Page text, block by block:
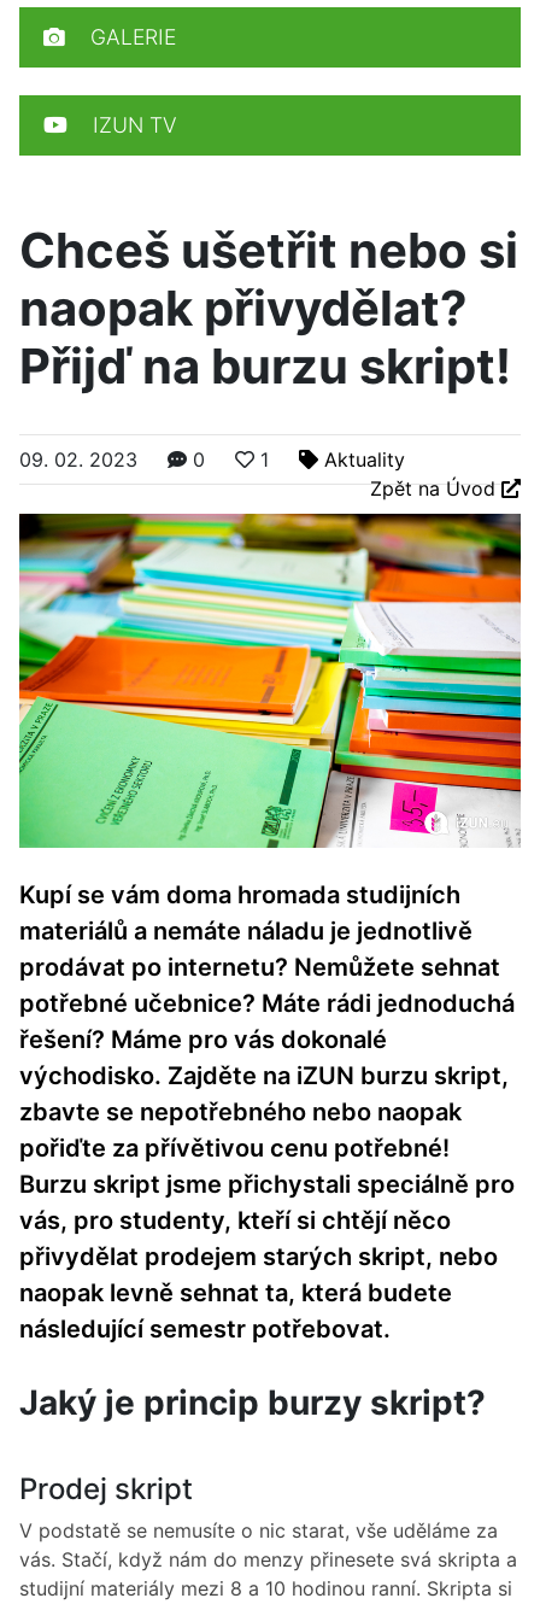
Chceš ušetřit nebo si
naopak přivydělat?
Přijď na burzu skript!
09. 02. 2023 0 1
Aktuality
Zpět na Úvod
Kupí se vám doma hromada studijních
materiálů a nemáte náladu je jednotlivě
prodávat po internetu? Nemůžete sehnat
potřebné učebnice? Máte rádi jednoduchá
řešení? Máme pro vás dokonalé
východisko. Zajděte na iZUN burzu skript,
zbavte se nepotřebného nebo naopak
pořiďte za přívětivou cenu potřebné!
Burzu skript jsme přichystali speciálně pro
vás, pro studenty, kteří si chtějí něco
přivydělat prodejem starých skript, nebo
naopak levně sehnat ta, která budete
následující semestr potřebovat.
Jaký je princip burzy skript?
Prodej skript
V podstatě se nemusíte o nic starat, vše uděláme za
vás. Stačí, když nám do menzy přinesete svá skripta a
studijní materiály mezi 8 a 10 hodinou ranní. Skripta si
GALERIE
IZUN TV